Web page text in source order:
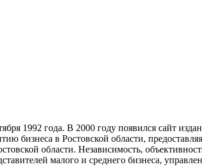
1992 года. В 2000 году появился сайт
бизнеса в Ростовской области,
области. Независимость,
малого и среднего бизнеса,